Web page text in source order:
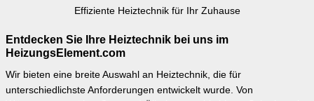
Effiziente Heiztechnik für Ihr Zuhause
Entdecken Sie Ihre Heiztechnik bei uns im
HeizungsElement.com
Wir bieten eine breite Auswahl an Heiztechnik, die für
unterschiedlichste Anforderungen entwickelt wurde. Von